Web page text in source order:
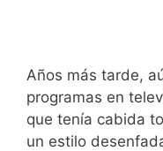
Años más tarde,
programas en
que tenía cabida
un estilo